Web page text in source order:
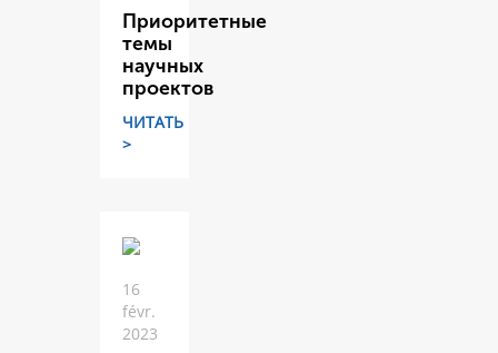
Приоритетные
темы
научных
проектов
ЧИТАТЬ
>
16
févr.
2023